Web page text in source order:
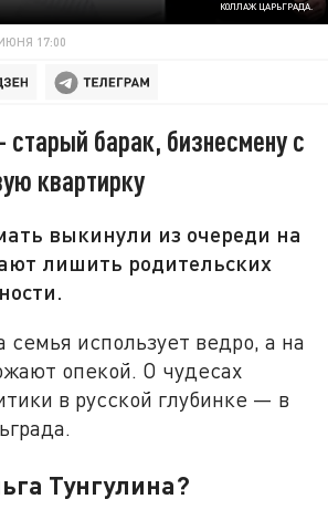
КОЛЛАЖ ЦАРЬГРАДА.
17:00
барак, бизнесмену с
квартирку
выкинули из очереди на
лишить родительских
семья использует ведро, а на
опекой. О чудесах
в русской глубинке — в
Тунгулина?